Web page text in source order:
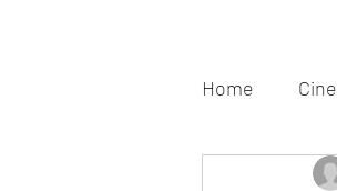
Home
Movies